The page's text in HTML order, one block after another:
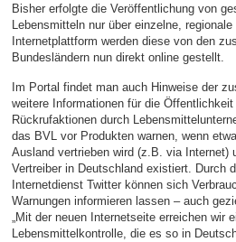
Bisher erfolgte die Veröffentlichung von
Lebensmitteln nur über einzelne,
Internetplattform werden diese von den
Bundesländern nun direkt online gestellt.
Im Portal findet man auch Hinweise der
weitere Informationen für die
Rückrufaktionen durch
das BVL vor Produkten warnen, wenn
Ausland vertrieben wird (z.B. via Internet)
Vertreiber in Deutschland existiert. Durch
Internetdienst Twitter können sich
Warnungen informieren lassen – auch
„Mit der neuen Internetseite erreichen wir
Lebensmittelkontrolle, die es so in